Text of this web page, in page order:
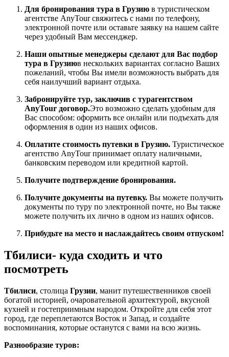
Для бронирования тура в Грузию в туристическом
агентстве AnyTour свяжитесь с нами по телефону,
электронной почте или оставьте заявку на нашем сайте
через удобный Вам мессенджер.
Наши опытные менеджеры сделают для Вас подбор
тура в Грузиюв нескольких вариантах согласно Ваших
пожеланий, чтобы Вы имели возможность выбрать для
себя наилучший вариант отдыха.
Забронируйте тур, заключив с турагентством
AnyTour договор.Это возможно сделать удобным для
Вас способом: оформить все онлайн или подъехать для
оформления в один из наших офисов.
Оплатите стоимость путевки в Грузию. Туристическое
агентство AnyTour принимает оплату наличными,
банковским переводом или кредитной картой.
Получите подтверждение бронирования.
Получите документы на путевку. Вы можете получить
документы по туру по электронной почте, но Вы также
можете получить их лично в одном из наших офисов.
Прибудьте на место и наслаждайтесь своим отпуском!
Тбилиси- куда сходить и что
посмотреть
Тбилиси, столица Грузии, манит путешественников своей
богатой историей, очаровательной архитектурой, вкусной
кухней и гостеприимным народом. Откройте для себя этот
город, где переплетаются Восток и Запад, и создайте
воспоминания, которые останутся с вами на всю жизнь.
Разнообразие туров: